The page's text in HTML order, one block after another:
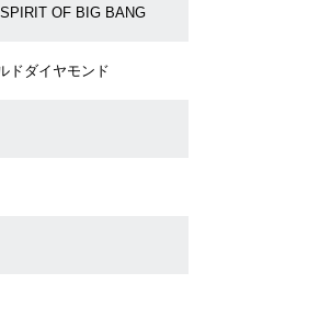
OF BIG BANG
ドダイヤモンド